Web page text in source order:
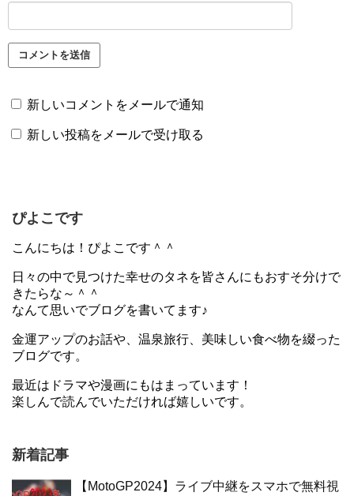
新しいコメントをメールで通知
新しい投稿をメールで受け取る
ぴよこです
こんにちは！ぴよこです＾＾
日々の中で見つけた幸せのタネを皆さんにもおすそ分けで
きたらな～＾＾
なんて思いでブログを書いてます♪
金運アップのお話や、温泉旅行、美味しい食べ物を綴った
ブログです。
最近はドラマや漫画にもはまっています！
楽しんで読んでいただければ嬉しいです。
新着記事
【MotoGP2024】ライブ中継をスマホで無料視